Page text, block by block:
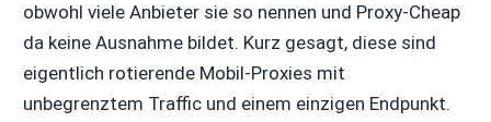
obwohl viele Anbieter sie so nennen und Proxy-Cheap
da keine Ausnahme bildet. Kurz gesagt, diese sind
eigentlich rotierende Mobil-Proxies mit
unbegrenztem Traffic und einem einzigen Endpunkt.